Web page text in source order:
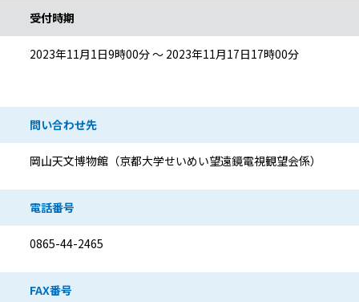
受付時期
2023年11月1日9時00分 ～ 2023年11月17日17時00分
問い合わせ先
岡山天文博物館（京都大学せいめい望遠鏡電視観望会係）
電話番号
0865-44-2465
FAX番号